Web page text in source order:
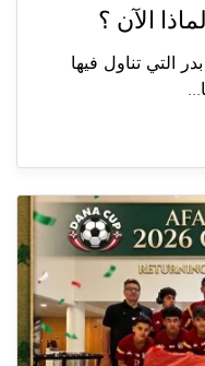
الآن ؟
التي تناول فيها